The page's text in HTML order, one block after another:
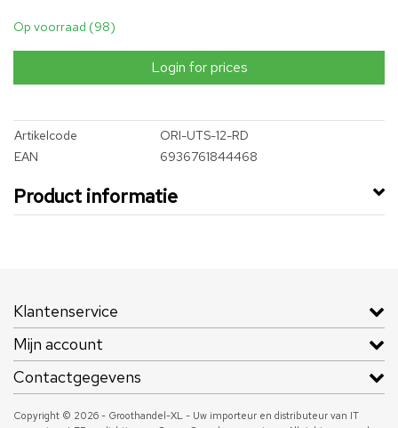
Op voorraad (98)
Login for prices
Artikelcode
ORI-UTS-12-RD
EAN
6936761844468
Product informatie
Klantenservice
Mijn account
Contactgegevens
Copyright © 2026 - Groothandel-XL - Uw importeur en distributeur van IT